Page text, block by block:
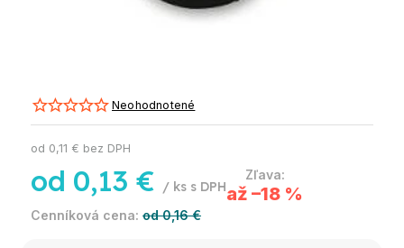
Neohodnotené
od 0,16 €
až –18 %
od 0,13 € / ks
od 0,11 € bez DPH